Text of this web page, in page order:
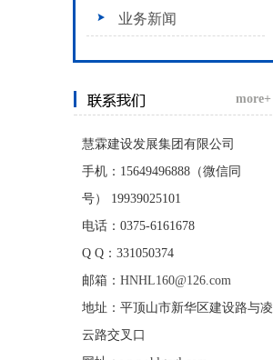
业务新闻
more+
慧霖建设发展集团有限公司
手机：15649496888（微信同
号） 19939025101
电话：0375-6161678
Q Q：331050374
邮箱： HNHL160@126.com
地址：平顶山市新华区建设路与凌
云路交叉口